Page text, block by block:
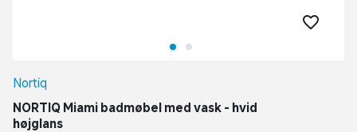
Nortiq
NORTIQ Miami badmøbel med vask - hvid
højglans